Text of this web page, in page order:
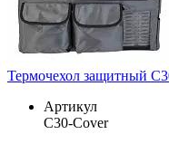
Термочехол защитный
Артикул
C30-Cover